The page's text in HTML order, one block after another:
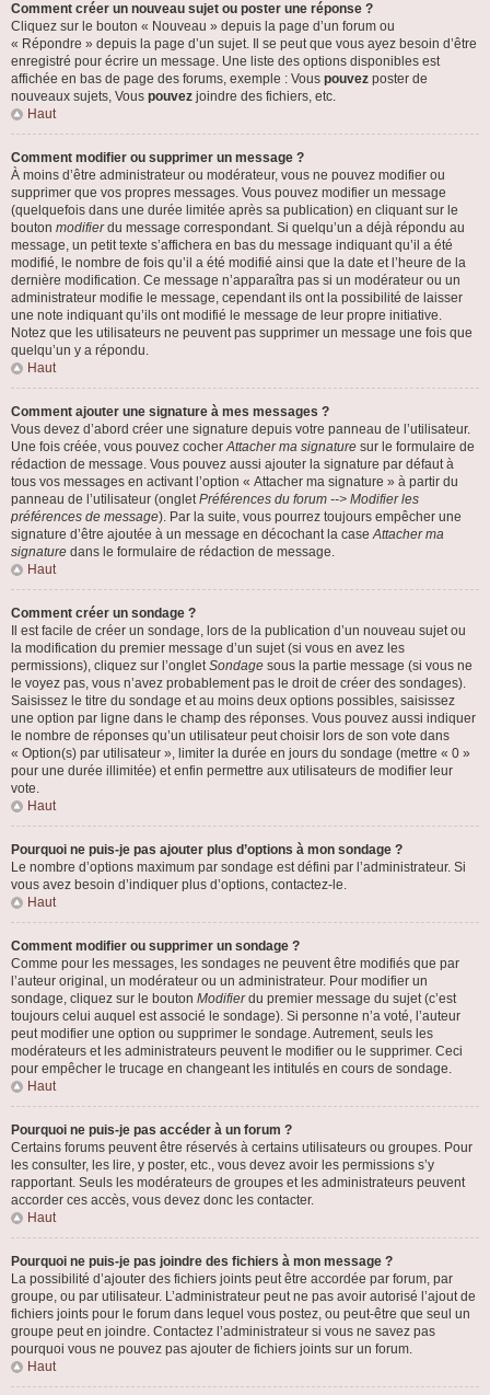
Comment créer un nouveau sujet ou poster une réponse ?
Cliquez sur le bouton « Nouveau » depuis la page d’un forum ou
« Répondre » depuis la page d’un sujet. Il se peut que vous ayez besoin d’être
enregistré pour écrire un message. Une liste des options disponibles est
affichée en bas de page des forums, exemple : Vous pouvez poster de
nouveaux sujets, Vous pouvez joindre des fichiers, etc.
Haut
Comment modifier ou supprimer un message ?
À moins d’être administrateur ou modérateur, vous ne pouvez modifier ou
supprimer que vos propres messages. Vous pouvez modifier un message
(quelquefois dans une durée limitée après sa publication) en cliquant sur le
bouton modifierdu message correspondant. Si quelqu’un a déjà répondu au
message, un petit texte s’affichera en bas du message indiquant qu’il a été
modifié, le nombre de fois qu’il a été modifié ainsi que la date et l’heure de la
dernière modification. Ce message n’apparaîtra pas si un modérateur ou un
administrateur modifie le message, cependant ils ont la possibilité de laisser
une note indiquant qu’ils ont modifié le message de leur propre initiative.
Notez que les utilisateurs ne peuvent pas supprimer un message une fois que
quelqu’un y a répondu.
Haut
Comment ajouter une signature à mes messages ?
Vous devez d’abord créer une signature depuis votre panneau de l’utilisateur.
Une fois créée, vous pouvez cocherAttacher ma signature sur le formulaire de
rédaction de message. Vous pouvez aussi ajouter la signature par défaut à
tous vos messages en activant l’option « Attacher ma signature » à partir du
panneau de l’utilisateur (ongletPréférences du forum --> Modifier les
préférences de message). Par la suite, vous pourrez toujours empêcher une
signature d’être ajoutée à un message en décochant la caseAttacher ma
signature dans le formulaire de rédaction de message.
Haut
Comment créer un sondage ?
Il est facile de créer un sondage, lors de la publication d’un nouveau sujet ou
la modification du premier message d’un sujet (si vous en avez les
permissions), cliquez sur l’ongletSondage sous la partie message (si vous ne
le voyez pas, vous n’avez probablement pas le droit de créer des sondages).
Saisissez le titre du sondage et au moins deux options possibles, saisissez
une option par ligne dans le champ des réponses. Vous pouvez aussi indiquer
le nombre de réponses qu’un utilisateur peut choisir lors de son vote dans
« Option(s) par utilisateur », limiter la durée en jours du sondage (mettre « 0 »
pour une durée illimitée) et enfin permettre aux utilisateurs de modifier leur
vote.
Haut
Pourquoi ne puis-je pas ajouter plus d’options à mon sondage ?
Le nombre d’options maximum par sondage est défini par l’administrateur. Si
vous avez besoin d’indiquer plus d’options, contactez-le.
Haut
Comment modifier ou supprimer un sondage ?
Comme pour les messages, les sondages ne peuvent être modifiés que par
l’auteur original, un modérateur ou un administrateur. Pour modifier un
sondage, cliquez sur le bouton Modifierdu premier message du sujet (c’est
toujours celui auquel est associé le sondage). Si personne n’a voté, l’auteur
peut modifier une option ou supprimer le sondage. Autrement, seuls les
modérateurs et les administrateurs peuvent le modifier ou le supprimer. Ceci
pour empêcher le trucage en changeant les intitulés en cours de sondage.
Haut
Pourquoi ne puis-je pas accéder à un forum ?
Certains forums peuvent être réservés à certains utilisateurs ou groupes. Pour
les consulter, les lire, y poster, etc., vous devez avoir les permissions s’y
rapportant. Seuls les modérateurs de groupes et les administrateurs peuvent
accorder ces accès, vous devez donc les contacter.
Haut
Pourquoi ne puis-je pas joindre des fichiers à mon message ?
La possibilité d’ajouter des fichiers joints peut être accordée par forum, par
groupe, ou par utilisateur. L’administrateur peut ne pas avoir autorisé l’ajout de
fichiers joints pour le forum dans lequel vous postez, ou peut-être que seul un
groupe peut en joindre. Contactez l’administrateur si vous ne savez pas
pourquoi vous ne pouvez pas ajouter de fichiers joints sur un forum.
Haut